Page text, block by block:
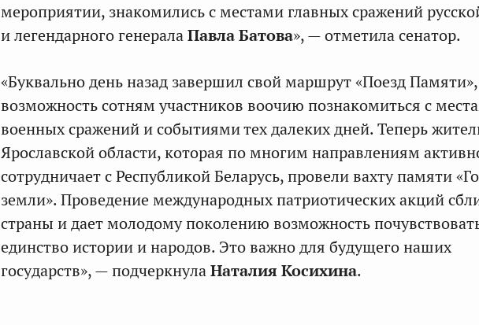
мероприятии, знакомились с местами главных сражений
и легендарного генералаПавла Батова», — отметила сенатор.
«Буквально день назад завершил свой маршрут «Поезд
возможность сотням участников воочию познакомиться с
военных сражений и событиями тех далеких дней. Теперь
Ярославской области, которая по многим направлениям
сотрудничает с Республикой Беларусь, провели вахту памяти
земли». Проведение международных патриотических акций
страны и дает молодому поколению возможность
единство истории и народов. Это важно для будущего наших
государств», — подчеркнулаНаталия Косихина.